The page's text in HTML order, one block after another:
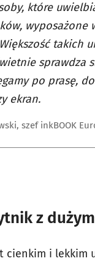
które
wyposażone
takich
sprawdza
po prasę,
ekran.
szef inkBOOK
z
cienkim i